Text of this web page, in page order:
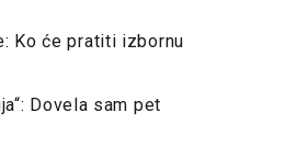
Ko će pratiti izbornu
Dovela sam pet